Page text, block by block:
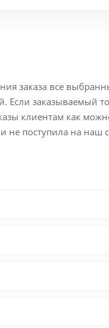
заказа все
заказываемый
клиентам как
не поступила на